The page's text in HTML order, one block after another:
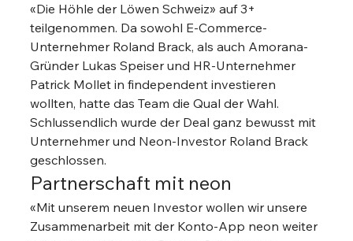
«Die Höhle der Löwen Schweiz» auf 3+
teilgenommen. Da sowohl E-Commerce-
Unternehmer Roland Brack, als auch Amorana-
Gründer Lukas Speiser und HR-Unternehmer
Patrick Mollet in findependent investieren
wollten, hatte das Team die Qual der Wahl.
Schlussendlich wurde der Deal ganz bewusst mit
Unternehmer und Neon-Investor Roland Brack
geschlossen.
Partnerschaft mit neon
«Mit unserem neuen Investor wollen wir unsere
Zusammenarbeit mit der Konto-App neon weiter